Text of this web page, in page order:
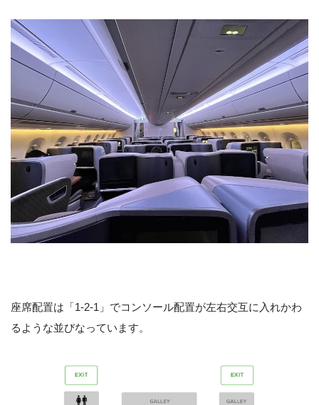
座席配置は「1-2-1」でコンソール配置が左右交互に入れかわ
るような並びなっています。